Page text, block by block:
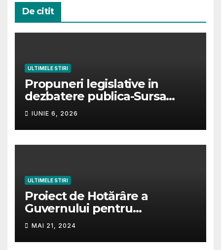
De citit
ULTIMELE STIRI
Propuneri legislative in
dezbatere publica-Sursa
https://iscir.ro/transparenta-
decizionala.
IUNIE 6, 2026
ULTIMELE STIRI
Proiect de Hotărâre a
Guvernului pentru
modificarea și completarea
Hotărârii de Guvern nr.
1340/2001, privind
MAI 21, 2024